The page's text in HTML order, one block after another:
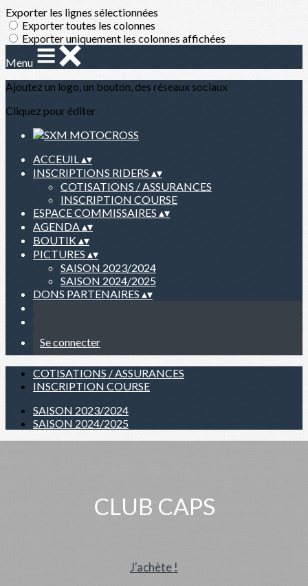
Exporter les lignes sélectionnées
Exporter toutes les colonnes
Exporter uniquement les colonnes affichées
Menu
Ajoutez un logo, un bouton, des réseaux sociaux
Cliquez pour éditer
ACCEUIL▴▾
INSCRIPTIONS RIDERS ▴▾
COTISATIONS / ASSURANCES
INSCRIPTION COURSE
ESPACE COMMISSAIRES ▴▾
AGENDA▴▾
BOUTIK▴▾
PICTURES ▴▾
SAISON 2023/2024
SAISON 2024/2025
DONS PARTENAIRES ▴▾
Se connecter
COTISATIONS / ASSURANCES
INSCRIPTION COURSE
SAISON 2023/2024
SAISON 2024/2025
CLUB CAPS
J'achète !